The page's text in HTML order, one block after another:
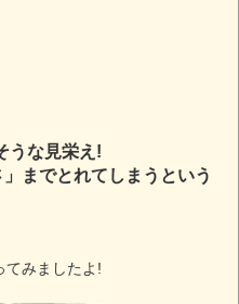
うな見栄え!
までとれてしまうという
てみましたよ!